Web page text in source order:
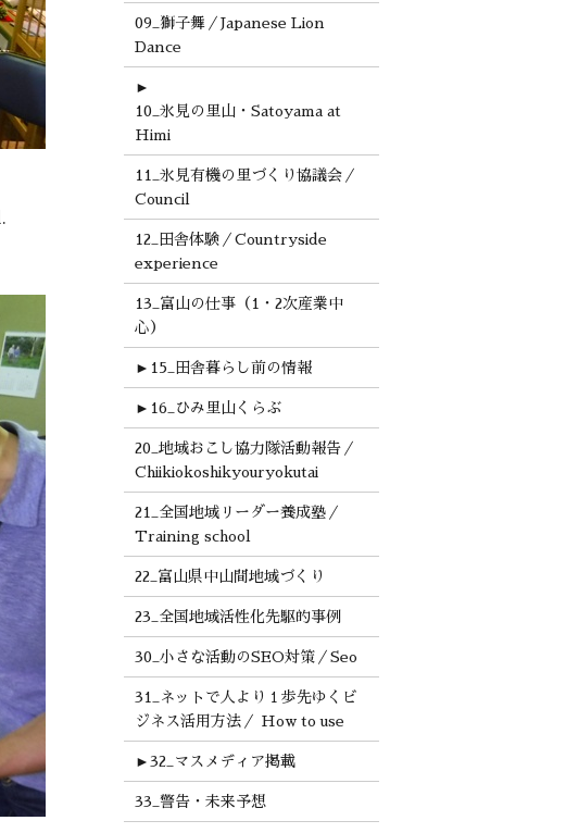
09_獅子舞／Japanese Lion
Dance
►
10_氷見の里山・Satoyama at
Himi
11_氷見有機の里づくり協議会／
Council
12_田舎体験／Countryside
experience
13_富山の仕事（1・2次産業中
心）
► 15_田舎暮らし前の情報
► 16_ひみ里山くらぶ
20_地域おこし協力隊活動報告／
Chiikiokoshikyouryokutai
21_全国地域リーダー養成塾／
Training school
22_富山県中山間地域づくり
23_全国地域活性化先駆的事例
30_小さな活動のSEO対策／Seo
31_ネットで人より１歩先ゆくビ
ジネス活用方法／ How to use
► 32_マスメディア掲載
33_警告・未来予想